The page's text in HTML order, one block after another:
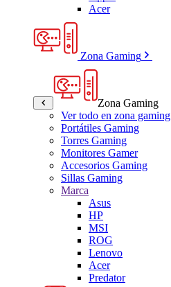
Acer
Zona Gaming
Zona Gaming
Ver todo en zona gaming
Portátiles Gaming
Torres Gaming
Monitores Gamer
Accesorios Gaming
Sillas Gaming
Marca
Asus
HP
MSI
ROG
Lenovo
Acer
Predator